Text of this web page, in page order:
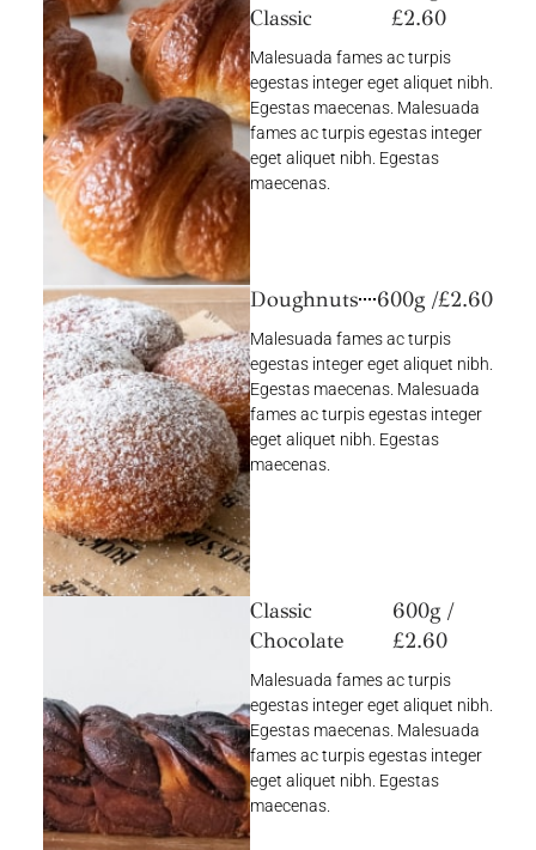
Classic
£2.60
Malesuada fames ac turpis
egestas integer eget aliquet nibh.
Egestas maecenas. Malesuada
fames ac turpis egestas integer
eget aliquet nibh. Egestas
maecenas.
Doughnuts 600g /£2.60
Malesuada fames ac turpis
egestas integer eget aliquet nibh.
Egestas maecenas. Malesuada
fames ac turpis egestas integer
eget aliquet nibh. Egestas
maecenas.
Classic
Chocolate
600g /
£2.60
Malesuada fames ac turpis
egestas integer eget aliquet nibh.
Egestas maecenas. Malesuada
fames ac turpis egestas integer
eget aliquet nibh. Egestas
maecenas.